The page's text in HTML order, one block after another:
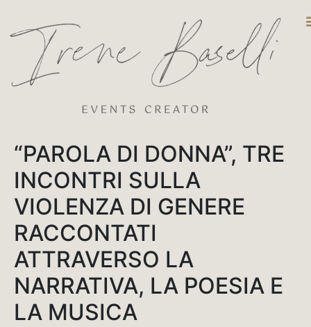
“PAROLA DI DONNA”, TRE
INCONTRI SULLA
VIOLENZA DI GENERE
RACCONTATI
ATTRAVERSO LA
NARRATIVA, LA POESIA E
LA MUSICA